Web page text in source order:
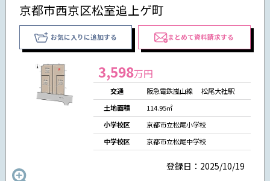
京都市西京区松室追上ゲ町
お気に入りに追加する まとめて資料請求する
3,598万円
交通
阪急電鉄嵐山線 松尾大社駅
土地面積
114.95㎡
小学校区
京都市立松尾小学校
中学校区
京都市立松尾中学校
登録日：2025/10/19